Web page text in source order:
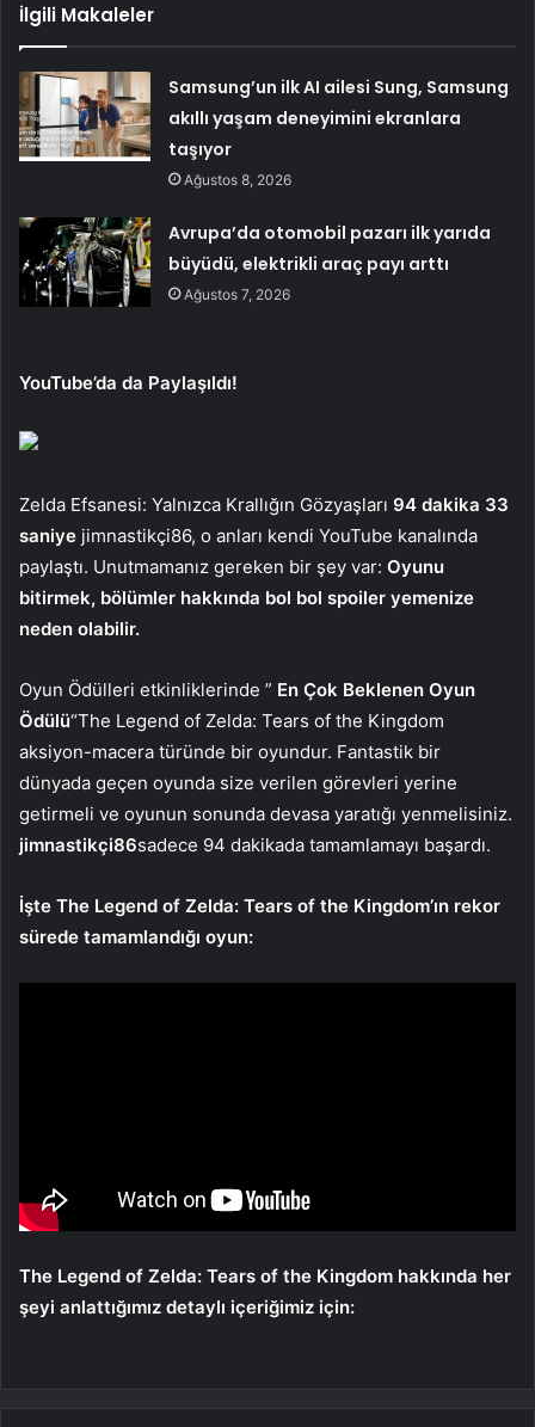
İlgili Makaleler
Samsung’un ilk AI ailesi Sung, Samsung
akıllı yaşam deneyimini ekranlara
taşıyor
Ağustos 8, 2026
Avrupa’da otomobil pazarı ilk yarıda
büyüdü, elektrikli araç payı arttı
Ağustos 7, 2026
YouTube’da da Paylaşıldı!
Zelda Efsanesi: Yalnızca Krallığın Gözyaşları 94 dakika 33
saniye jimnastikçi86, o anları kendi YouTube kanalında
paylaştı. Unutmamanız gereken bir şey var: Oyunu
bitirmek, bölümler hakkında bol bol spoiler yemenize
neden olabilir.
Oyun Ödülleri etkinliklerinde ” En Çok Beklenen Oyun
Ödülü“The Legend of Zelda: Tears of the Kingdom
aksiyon-macera türünde bir oyundur. Fantastik bir
dünyada geçen oyunda size verilen görevleri yerine
getirmeli ve oyunun sonunda devasa yaratığı yenmelisiniz.
jimnastikçi86sadece 94 dakikada tamamlamayı başardı.
İşte The Legend of Zelda: Tears of the Kingdom’ın rekor
sürede tamamlandığı oyun:
The Legend of Zelda: Tears of the Kingdom hakkında her
şeyi anlattığımız detaylı içeriğimiz için: